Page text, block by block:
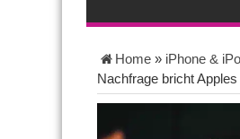
Home » iPhone &
Nachfrage bricht